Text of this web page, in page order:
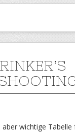
wichtige